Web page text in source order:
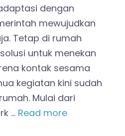
dengan
mewujudkan
Tetap di rumah
untuk menekan
kontak sesama
kegiatan kini sudah
Mulai dari
… Read more